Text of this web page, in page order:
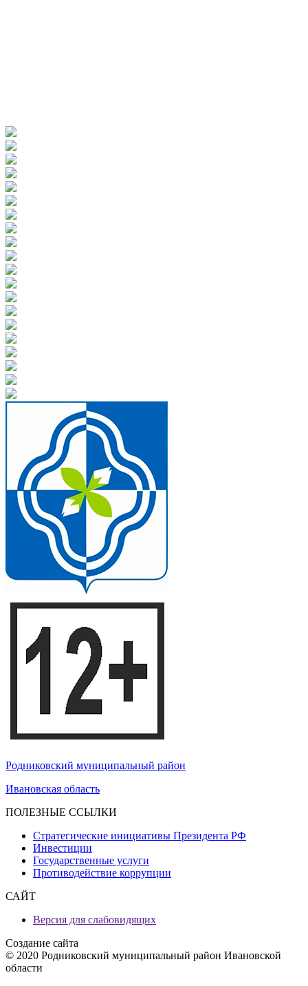
Родниковский муниципальный район
Ивановская область
ПОЛЕЗНЫЕ ССЫЛКИ
Стратегические инициативы Президента РФ
Инвестиции
Государственные услуги
Противодействие коррупции
САЙТ
Версия для слабовидящих
Создание сайта
© 2020 Родниковский муниципальный район Ивановской
области